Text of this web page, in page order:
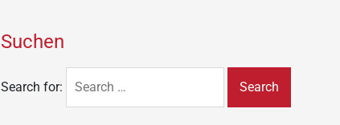
Suchen
Search for: